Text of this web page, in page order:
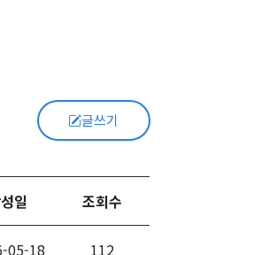
글쓰기
일 조회수
05-18 112